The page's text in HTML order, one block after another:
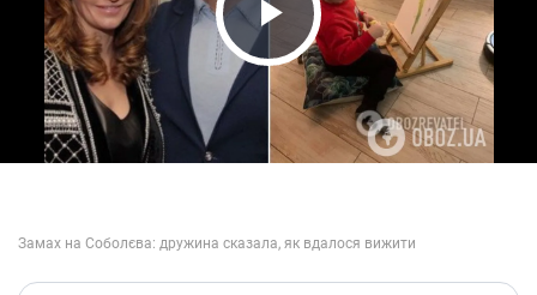
Play Video